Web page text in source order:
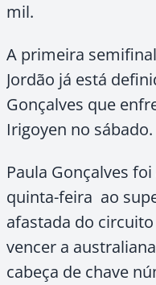
mil.
A primeira
Jordão já está
Gonçalves que
Irigoyen no sábado.
Paula Gonçalves
quinta-feira ao
afastada do
vencer a
cabeça de chave